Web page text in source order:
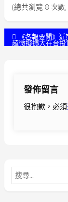
(總共瀏覽 8 次數
文 《各報要聞》
超微擬擴大在台投
發佈留言
很抱歉，必須